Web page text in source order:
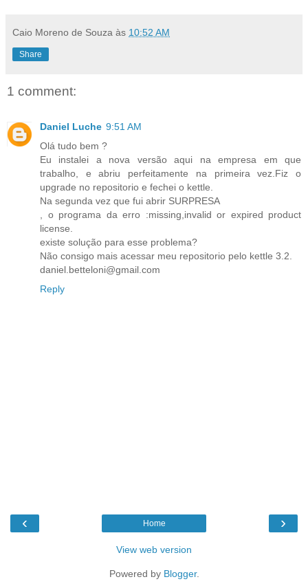
Caio Moreno de Souza às 10:52 AM
Share
1 comment:
Daniel Luche 9:51 AM
Olá tudo bem ?
Eu instalei a nova versão aqui na empresa em que
trabalho, e abriu perfeitamente na primeira vez.Fiz o
upgrade no repositorio e fechei o kettle.
Na segunda vez que fui abrir SURPRESA
, o programa da erro :missing,invalid or expired product
license.
existe solução para esse problema?
Não consigo mais acessar meu repositorio pelo kettle 3.2.
daniel.betteloni@gmail.com
Reply
‹ ›
Home
View web version
Powered by Blogger.